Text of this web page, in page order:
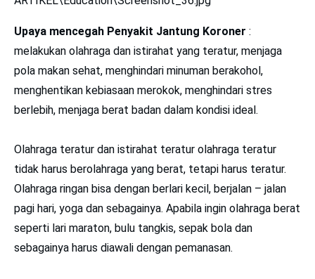
Upaya mencegah Penyakit Jantung Koroner :
melakukan olahraga dan istirahat yang teratur, menjaga
pola makan sehat, menghindari minuman berakohol,
menghentikan kebiasaan merokok, menghindari stres
berlebih, menjaga berat badan dalam kondisi ideal.
Olahraga teratur dan istirahat teratur olahraga teratur
tidak harus berolahraga yang berat, tetapi harus teratur.
Olahraga ringan bisa dengan berlari kecil, berjalan – jalan
pagi hari, yoga dan sebagainya. Apabila ingin olahraga berat
seperti lari maraton, bulu tangkis, sepak bola dan
sebagainya harus diawali dengan pemanasan.